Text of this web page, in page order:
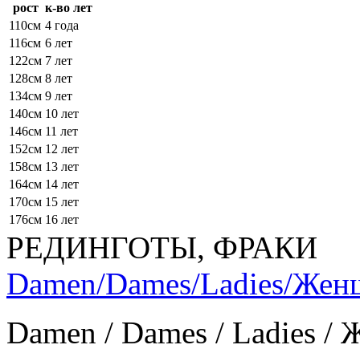
рост к-во лет
110см 4 года
116см 6 лет
122см 7 лет
128см 8 лет
134см 9 лет
140см 10 лет
146см 11 лет
152см 12 лет
158см 13 лет
164см 14 лет
170см 15 лет
176см 16 лет
РЕДИНГОТЫ, ФРАКИ
Damen/Dames/Ladies/
Damen / Dames / Ladies